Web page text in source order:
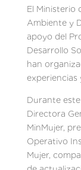
El Ministerio
Ambiente y
apoyo del
Desarrollo
han
experiencias
Durante
Directora
MinMujer,
Operativo
Mujer,